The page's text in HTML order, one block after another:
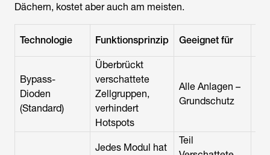
Dächern, kostet aber auch am meisten.
Technologie Funktionsprinzip Geeignet für
Bypass-
Dioden
(Standard)
Überbrückt
verschattete
Zellgruppen,
verhindert
Hotspots
Alle Anlagen –
Grundschutz
Jedes Modul hat
Teil